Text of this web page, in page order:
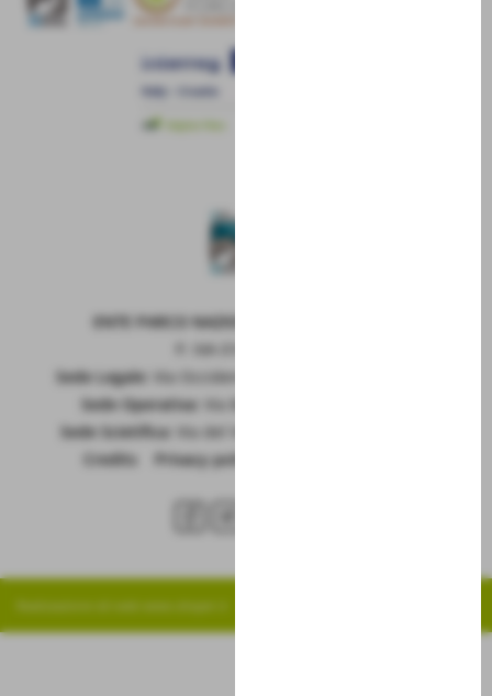
ENTE PARCO NAZIONALE DELLA MAIELLA
Sede Legale:
Via Occidentale 6, GUARDIAGRELE (Ch)
Sede Operativa:
Sede Scietifica:
Via del Vivaio, CARAMANICO T. (Pe)
Credits
Privacy policy